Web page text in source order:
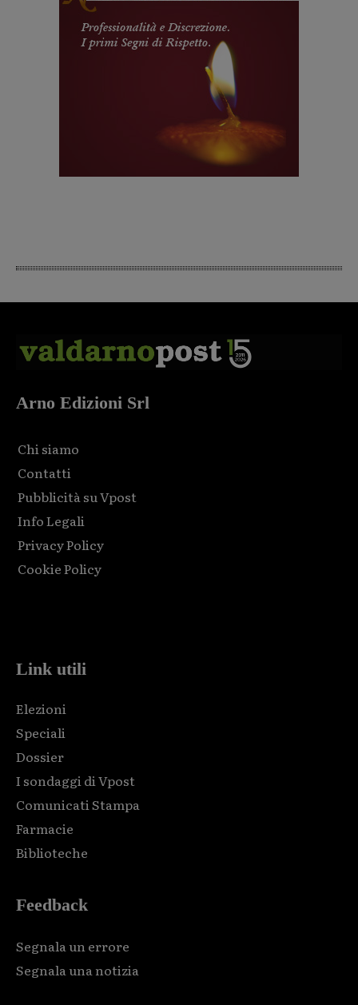
Arno Edizioni Srl
Chi siamo
Contatti
Pubblicità su Vpost
Info Legali
Privacy Policy
Cookie Policy
Link utili
Elezioni
Speciali
Dossier
I sondaggi di Vpost
Comunicati Stampa
Farmacie
Biblioteche
Feedback
Segnala un errore
Segnala una notizia